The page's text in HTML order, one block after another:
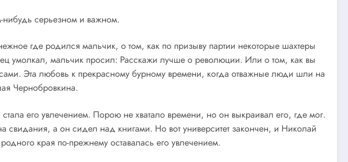
серьезном и важном.
где родился мальчик, о том, как по призыву партии некоторые шахтеры
умолкал, мальчик просил: Расскажи лучше о революции. Или о том, как вы
Эта любовь к прекрасному бурному времени, когда отважные люди шли на
Чернобровкина.
его увлечением. Порою не хватало времени, но он выкраивал его, где мог.
а он сидел над книгами. Но вот университет закончен, и Николай
края по-прежнему оставалась его увлечением.